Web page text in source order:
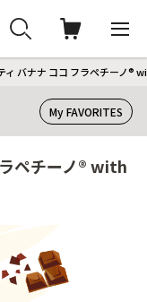
ィ バナナ ココ フラペチーノ®
My FAVORITES
ペチーノ® with